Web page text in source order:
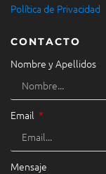
Política de Privacidad
CONTACTO
Nombre y Apellidos
Email
Mensaje